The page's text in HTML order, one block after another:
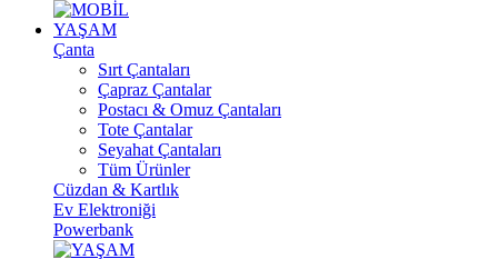
YAŞAM
Çanta
Sırt Çantaları
Çapraz Çantalar
Postacı & Omuz Çantaları
Tote Çantalar
Seyahat Çantaları
Tüm Ürünler
Cüzdan & Kartlık
Ev Elektroniği
Powerbank